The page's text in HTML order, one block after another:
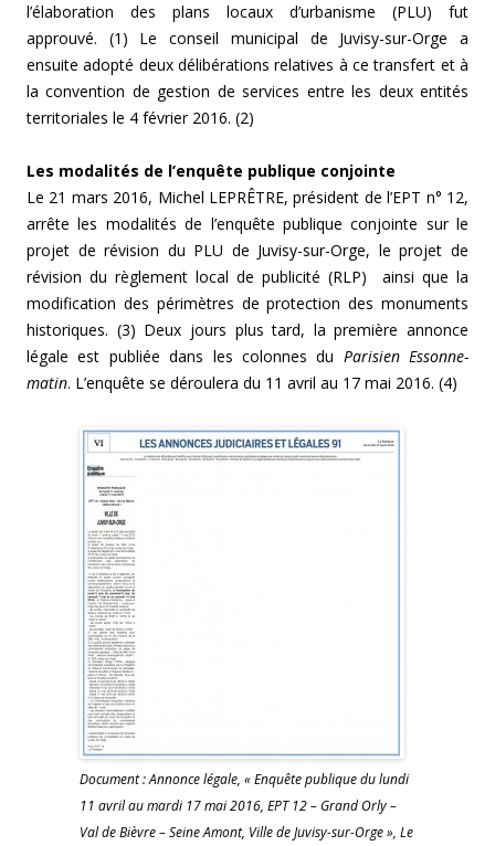
l’élaboration des plans locaux d’urbanisme (PLU) fut
approuvé. (1) Le conseil municipal de Juvisy-sur-Orge a
ensuite adopté deux délibérations relatives à ce transfert et à
la convention de gestion de services entre les deux entités
territoriales le 4 février 2016. (2)
Les modalités de l’enquête publique conjointe
Le 21 mars 2016, Michel LEPRÊTRE, président de l’EPT n° 12,
arrête les modalités de l’enquête publique conjointe sur le
projet de révision du PLU de Juvisy-sur-Orge, le projet de
révision du règlement local de publicité (RLP) ainsi que la
modification des périmètres de protection des monuments
historiques. (3) Deux jours plus tard, la première annonce
légale est publiée dans les colonnes du Parisien Essonne-
matin. L’enquête se déroulera du 11 avril au 17 mai 2016. (4)
Document : Annonce légale, « Enquête publique du lundi
11 avril au mardi 17 mai 2016, EPT 12 – Grand Orly –
Val de Bièvre – Seine Amont, Ville de Juvisy-sur-Orge », Le